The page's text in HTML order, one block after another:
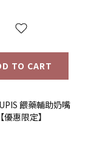
TO CART